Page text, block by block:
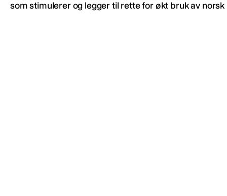
som stimulerer og legger til rette for økt bruk av